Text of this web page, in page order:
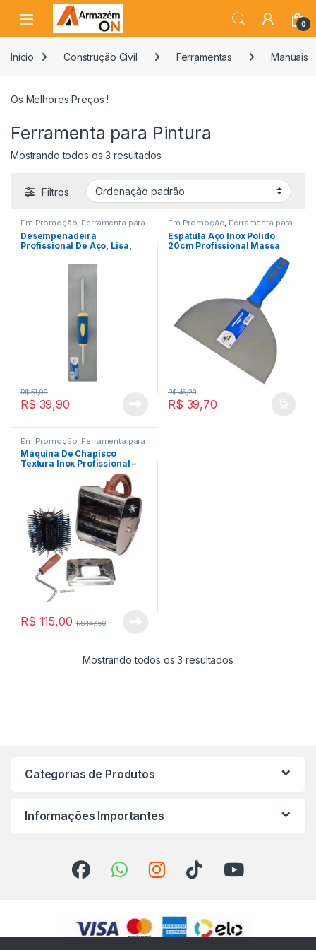
0
Início Construção Civil Ferramentas Manuais
Os Melhores Preços !
Ferramenta para Pintura
Mostrando todos os 3 resultados
Filtros
Em Promoção, Ferramenta para
Construção Civil, Ferramenta
para Pintura,Ferramentas
Desempenadeira
Profissional De Aço, Lisa,
R$ 39,90
R$51,89
Em Promoção, Ferramenta para
Construção Civil Ferramenta
para Pintura,Ferramentas
Espátula Aço Inox Polido
20cm Profissional Massa
R$ 39,70
R$45,23
Em Promoção Ferramenta para
Construção Civil Ferramenta
para Pintura,Ferramentas
Máquina De Chapisco
Textura Inox Profissional –
R$ 115,00 R$147,50
Mostrando todos os 3 resultados
Categorias de Produtos
Informações Importantes